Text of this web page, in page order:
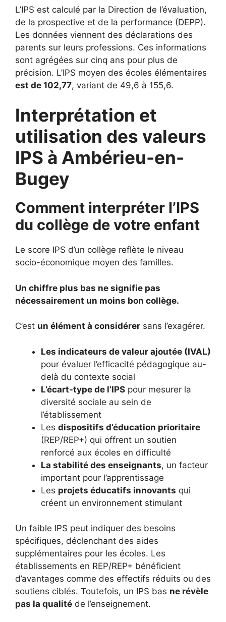
L’IPS est calculé par la Direction de l’évaluation,
de la prospective et de la performance (DEPP).
Les données viennent des déclarations des
parents sur leurs professions. Ces informations
sont agrégées sur cinq ans pour plus de
précision. L’IPS moyen des écoles élémentaires
est de 102,77, variant de 49,6 à 155,6.
Interprétation et
utilisation des valeurs
IPS à Ambérieu-en-
Bugey
Comment interpréter l’IPS
du collège de votre enfant
Le score IPS d’un collège reflète le niveau
socio-économique moyen des familles.
Un chiffre plus bas ne signifie pas
nécessairement un moins bon collège.
C’est un élément à considérer sans l’exagérer.
Les indicateurs de valeur ajoutée (IVAL)
pour évaluer l’efficacité pédagogique au-
delà du contexte social
L’écart-type de l’IPS pour mesurer la
diversité sociale au sein de
l’établissement
Les dispositifs d’éducation prioritaire
(REP/REP+) qui offrent un soutien
renforcé aux écoles en difficulté
La stabilité des enseignants, un facteur
important pour l’apprentissage
Les projets éducatifs innovants qui
créent un environnement stimulant
Un faible IPS peut indiquer des besoins
spécifiques, déclenchant des aides
supplémentaires pour les écoles. Les
établissements en REP/REP+ bénéficient
d’avantages comme des effectifs réduits ou des
soutiens ciblés. Toutefois, un IPS bas ne révèle
pas la qualité de l’enseignement.